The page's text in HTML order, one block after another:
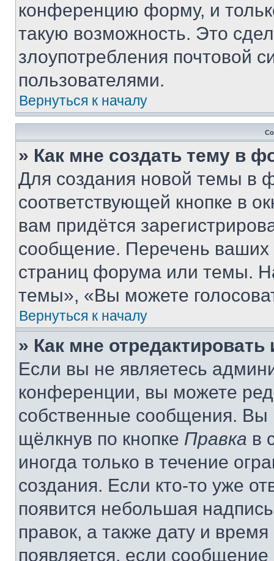
конференцию форму, и
такую возможность. Это
злоупотребления почтовой
пользователями.
Вернуться к началу
» Как мне создать тему в
Для создания новой темы в
соответствующей кнопке в
вам придётся
сообщение. Перечень ваших
страниц форума или темы.
темы», «Вы можете
Вернуться к началу
» Как мне
Если вы не являетесь
конференции, вы можете
собственные сообщения. Вы
щёлкнув по кнопке Правка в
иногда только в течение
создания. Если кто-то уже
появится небольшая
правок, а также дату и
появляется, если